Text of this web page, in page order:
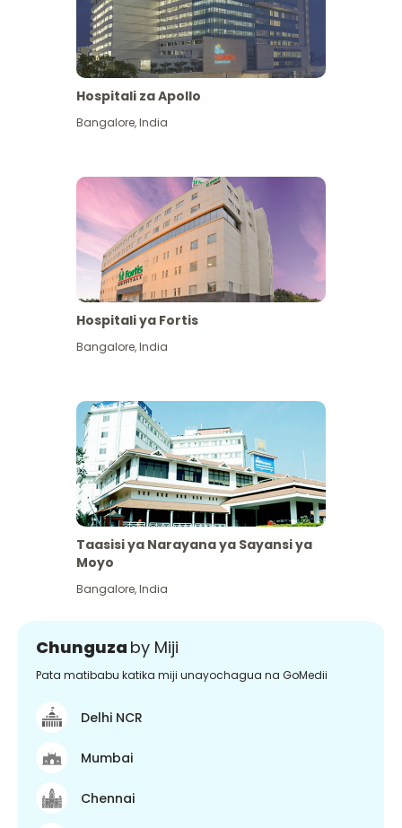
Hospitali za Apollo
Bangalore,India
Hospitali ya Fortis
Bangalore,India
Taasisi ya Narayana ya Sayansi ya
Moyo
Bangalore,India
Chunguza by Miji
Pata matibabu katika miji unayochagua na GoMedii
Delhi NCR
Mumbai
Chennai